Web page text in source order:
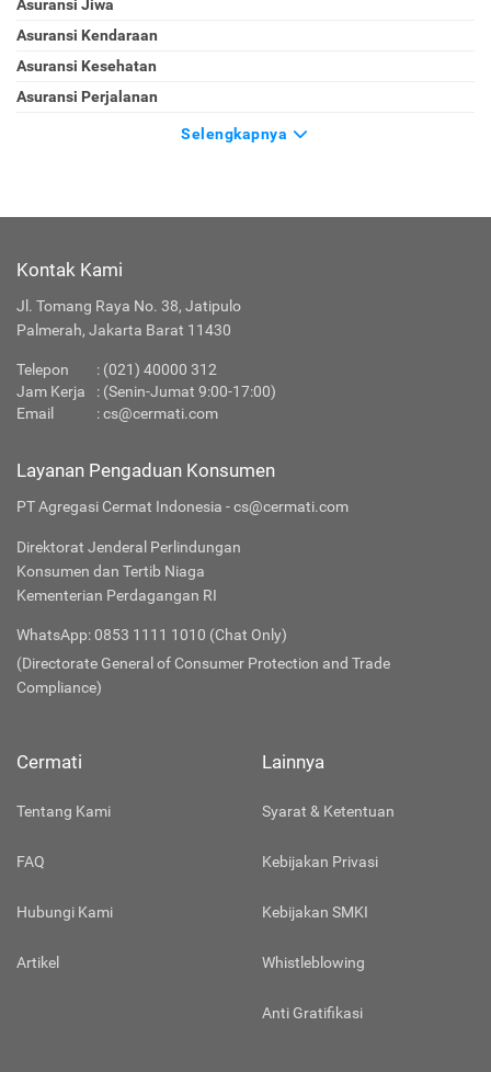
Asuransi Jiwa
Asuransi Kendaraan
Asuransi Kesehatan
Asuransi Perjalanan
Selengkapnya
Kontak Kami
Jl. Tomang Raya No. 38, Jatipulo
Palmerah, Jakarta Barat 11430
Telepon : (021) 40000 312
Jam Kerja
: (Senin-Jumat 9:00-17:00)
Email
:cs@cermati.com
Layanan Pengaduan Konsumen
PT Agregasi Cermat Indonesia - cs@cermati.com
Direktorat Jenderal Perlindungan
Konsumen dan Tertib Niaga
Kementerian Perdagangan RI
WhatsApp: 0853 1111 1010 (Chat Only)
(Directorate General of Consumer Protection and Trade
Compliance)
Cermati
Tentang Kami
FAQ
Hubungi Kami
Artikel
Lainnya
Syarat & Ketentuan
Kebijakan Privasi
Kebijakan SMKI
Whistleblowing
Anti Gratifikasi